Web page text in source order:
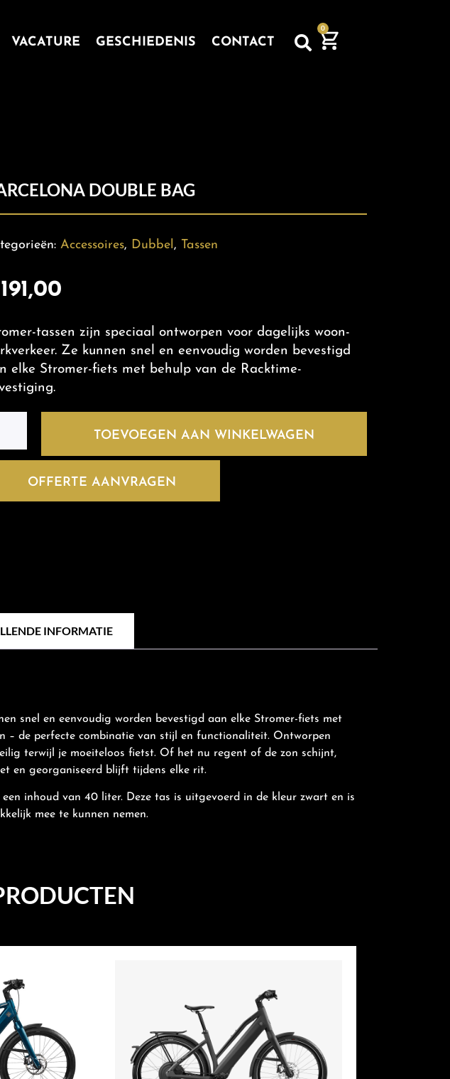
VACATURE GESCHIEDENIS CONTACT
0
DOUBLE BAG
Accessoires, Dubbel, Tassen
191,00
tassen zijn speciaal ontworpen voor dagelijks woon-
Ze kunnen snel en eenvoudig worden bevestigd
elke Stromer-fiets met behulp van de Racktime-
TOEVOEGEN AAN WINKELWAGEN
OFFERTE AANVRAGEN
INFORMATIE
snel en eenvoudig worden bevestigd aan elke Stromer-fiets met
– de perfecte combinatie van stijl en functionaliteit. Ontworpen
terwijl je moeiteloos fietst. Of het nu regent of de zon schijnt,
en georganiseerd blijft tijdens elke rit.
inhoud van 40 liter. Deze tas is uitgevoerd in de kleur zwart en is
mee te kunnen nemen.